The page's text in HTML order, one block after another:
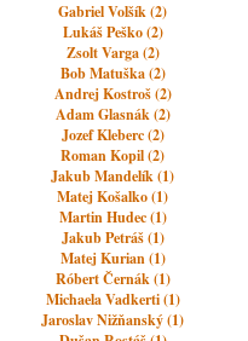
Gabriel Volšík (2)
Lukáš Peško (2)
Zsolt Varga (2)
Bob Matuška (2)
Andrej Kostroš (2)
Adam Glasnák (2)
Jozef Kleberc (2)
Roman Kopil (2)
Jakub Mandelík (1)
Matej Košalko (1)
Martin Hudec (1)
Jakub Petráš (1)
Matej Kurian (1)
Róbert Černák (1)
Michaela Vadkerti (1)
Jaroslav Nižňanský (1)